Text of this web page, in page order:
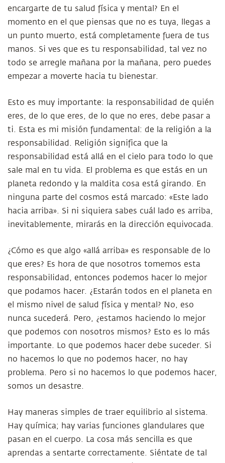
encargarte de tu salud física y mental? En el
momento en el que piensas que no es tuya, llegas a
un punto muerto, está completamente fuera de tus
manos. Si ves que es tu responsabilidad, tal vez no
todo se arregle mañana por la mañana, pero puedes
empezar a moverte hacia tu bienestar.
Esto es muy importante: la responsabilidad de quién
eres, de lo que eres, de lo que no eres, debe pasar a
ti. Esta es mi misión fundamental: de la religión a la
responsabilidad. Religión significa que la
responsabilidad está allá en el cielo para todo lo que
sale mal en tu vida. El problema es que estás en un
planeta redondo y la maldita cosa está girando. En
ninguna parte del cosmos está marcado: «Este lado
hacia arriba». Si ni siquiera sabes cuál lado es arriba,
inevitablemente, mirarás en la dirección equivocada.
¿Cómo es que algo «allá arriba» es responsable de lo
que eres? Es hora de que nosotros tomemos esta
responsabilidad, entonces podemos hacer lo mejor
que podamos hacer. ¿Estarán todos en el planeta en
el mismo nivel de salud física y mental? No, eso
nunca sucederá. Pero, ¿estamos haciendo lo mejor
que podemos con nosotros mismos? Esto es lo más
importante. Lo que podemos hacer debe suceder. Si
no hacemos lo que no podemos hacer, no hay
problema. Pero si no hacemos lo que podemos hacer,
somos un desastre.
Hay maneras simples de traer equilibrio al sistema.
Hay química; hay varias funciones glandulares que
pasan en el cuerpo. La cosa más sencilla es que
aprendas a sentarte correctamente. Siéntate de tal